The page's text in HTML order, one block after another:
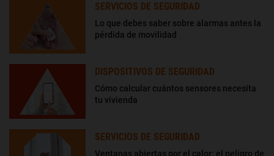
SERVICIOS DE SEGURIDAD
Lo que debes saber sobre alarmas antes la
pérdida de movilidad
DISPOSITIVOS DE SEGURIDAD
Cómo calcular cuántos sensores necesita
tu vivienda
SERVICIOS DE SEGURIDAD